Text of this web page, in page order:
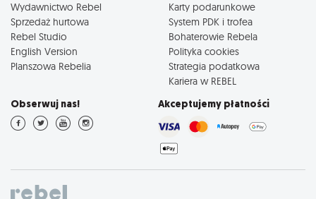
Wydawnictwo Rebel
Sprzedaż hurtowa
Rebel Studio
English Version
Planszowa Rebelia
Karty podarunkowe
System PDK i trofea
Bohaterowie Rebela
Polityka cookies
Strategia podatkowa
Kariera w REBEL
Obserwuj nas! Akceptujemy płatności